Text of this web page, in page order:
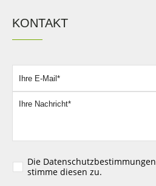
KONTAKT
Die Datenschutzbestimmungen
stimme diesen zu.